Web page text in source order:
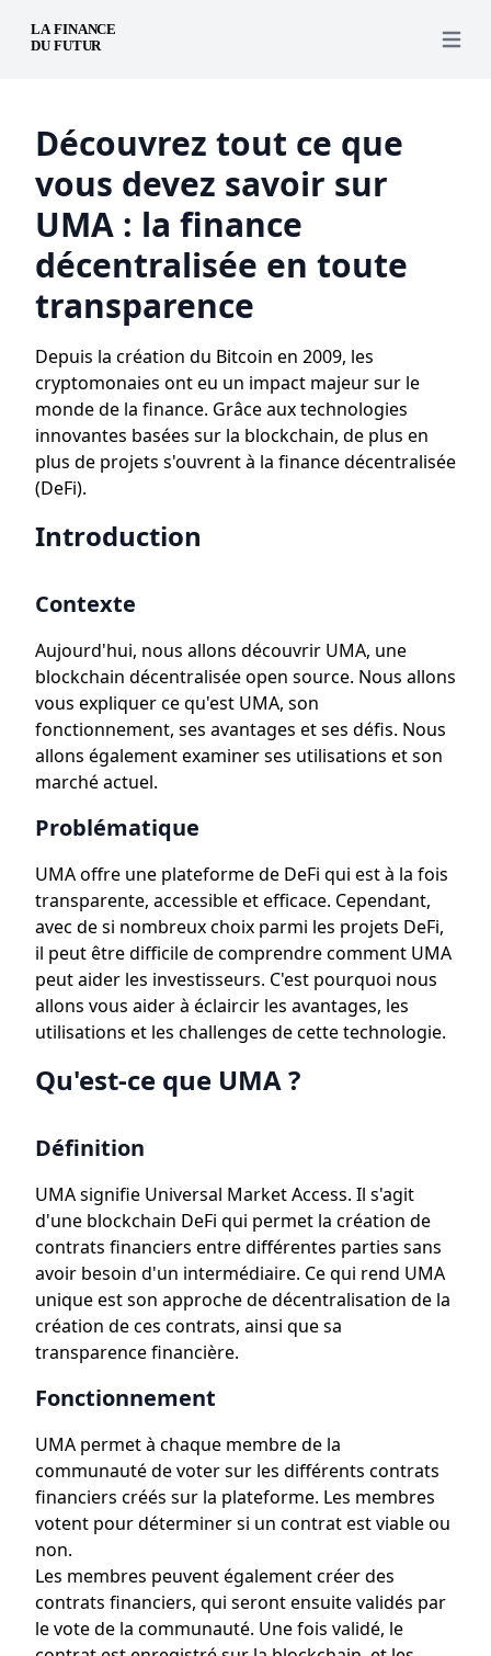
Open
Découvrez tout ce que
vous devez savoir sur
UMA : la finance
décentralisée en toute
transparence
Depuis la création du Bitcoin en 2009, les
cryptomonaies ont eu un impact majeur sur le
monde de la finance. Grâce aux technologies
innovantes basées sur la blockchain, de plus en
plus de projets s'ouvrent à la finance décentralisée
(DeFi).
Introduction
Contexte
Aujourd'hui, nous allons découvrir UMA, une
blockchain décentralisée open source. Nous allons
vous expliquer ce qu'est UMA, son
fonctionnement, ses avantages et ses défis. Nous
allons également examiner ses utilisations et son
marché actuel.
Problématique
UMA offre une plateforme de DeFi qui est à la fois
transparente, accessible et efficace. Cependant,
avec de si nombreux choix parmi les projets DeFi,
il peut être difficile de comprendre comment UMA
peut aider les investisseurs. C'est pourquoi nous
allons vous aider à éclaircir les avantages, les
utilisations et les challenges de cette technologie.
Qu'est-ce que UMA ?
Définition
UMA signifie Universal Market Access. Il s'agit
d'une blockchain DeFi qui permet la création de
contrats financiers entre différentes parties sans
avoir besoin d'un intermédiaire. Ce qui rend UMA
unique est son approche de décentralisation de la
création de ces contrats, ainsi que sa
transparence financière.
Fonctionnement
UMA permet à chaque membre de la
communauté de voter sur les différents contrats
financiers créés sur la plateforme. Les membres
votent pour déterminer si un contrat est viable ou
non.
Les membres peuvent également créer des
contrats financiers, qui seront ensuite validés par
le vote de la communauté. Une fois validé, le